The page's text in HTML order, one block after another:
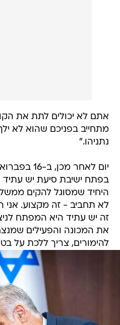
אתם לא יכולים לתת את
מתחייב בפניכם שהוא לא
נתניהו."
יום לאחר
בפתח ישיבת סיעת יש עתיד
היחיד שמסוגל להקים
לא תחביב - זה מקצוע.
זה יש עתיד היא המפתח
את המכונה והפעילים
להימורים, צריך ללכת על